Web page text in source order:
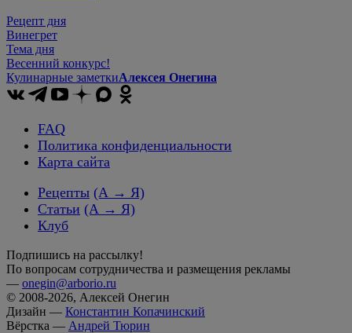
Рецепт дня
Винегрет
Тема дня
Весенний конкурс!
Кулинарные заметкиАлексея Онегина
FAQ
Политика конфиденциальности
Карта сайта
Рецепты (А → Я)
Статьи (А → Я)
Клуб
Подпишись на рассылку!
По вопросам сотрудничества и размещения рекламы
— onegin@arborio.ru
© 2008-2026, Алексей Онегин
Дизайн — Константин Копачинский
Вёрстка — Андрей Тюрин